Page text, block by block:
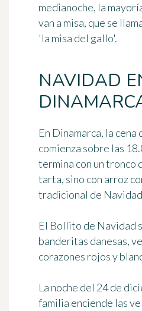
medianoche, la
van a misa, que se
'la misa del gallo'.
NAVIDAD
En Dinamarca, la cena
comienza sobre las
termina con un tronco
tarta, sino con arroz
tradicional de
El Bollito de Navidad
banderitas danesas,
corazones rojos y
La noche del 24 de
familia enciende las